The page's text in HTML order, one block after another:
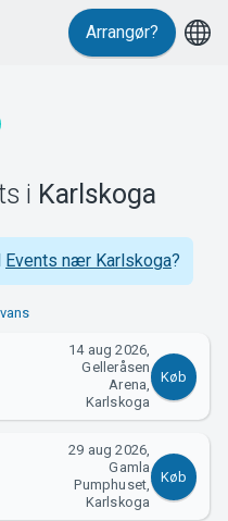
Arrangør?
i Karlskoga
Events nær Karlskoga?
14 aug 2026,
Gelleråsen
Arena,
Karlskoga
Køb
29 aug 2026,
Gamla
Pumphuset,
Karlskoga
Køb